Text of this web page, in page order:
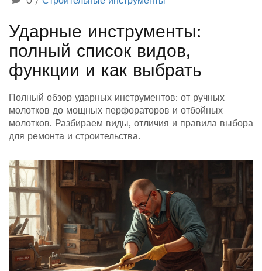
Ударные инструменты:
полный список видов,
функции и как выбрать
Полный обзор ударных инструментов: от ручных
молотков до мощных перфораторов и отбойных
молотков. Разбираем виды, отличия и правила выбора
для ремонта и строительства.